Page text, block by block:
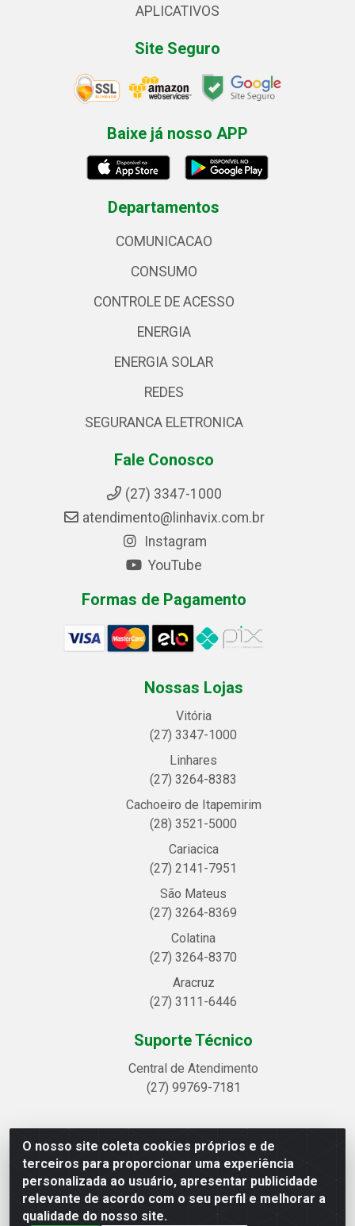
O nosso site coleta cookies próprios e de
terceiros para proporcionar uma experiência
personalizada ao usuário, apresentar publicidade
relevante de acordo com o seu perfil e melhorar a
qualidade do nosso site.
APLICATIVOS
Site Seguro
Baixe já nosso APP
Departamentos
COMUNICACAO
CONSUMO
CONTROLE DE ACESSO
ENERGIA
ENERGIA SOLAR
REDES
SEGURANCA ELETRONICA
Fale Conosco
(27) 3347-1000
atendimento@linhavix.com.br
Instagram
YouTube
Formas de Pagamento
Nossas Lojas
Vitória
(27) 3347-1000
Linhares
(27) 3264-8383
Cachoeiro de Itapemirim
(28) 3521-5000
Cariacica
(27) 2141-7951
São Mateus
(27) 3264-8369
Colatina
(27) 3264-8370
Aracruz
(27) 3111-6446
Suporte Técnico
Central de Atendimento
(27) 99769-7181
Linhavix Distribuidora LTDA - Avenida Alegre, 2521 -
Quadra314 Lote 05 e 07 - Shell, Linhares/ES - CEP
29.901-605 - CNPJ 20.857.514/0001-75